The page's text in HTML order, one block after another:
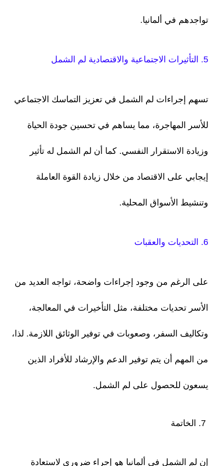
تواجدهم في ألمانيا.
5. التأثيرات الاجتماعية والاقتصادية لم الشمل
تسهم إجراءات لم الشمل في تعزيز التماسك الاجتماعي
للأسر المهاجرة، مما يساهم في تحسين جودة الحياة
وزيادة الاستقرار النفسي. كما أن لم الشمل له تأثير
إيجابي على الاقتصاد من خلال زيادة القوة العاملة
وتنشيط الأسواق المحلية.
6. التحديات والعقبات
على الرغم من وجود إجراءات واضحة، تواجه العديد من
الأسر تحديات مختلفة، مثل التأخيرات في المعالجة،
وتكاليف السفر، وصعوبات في توفير الوثائق اللازمة. لذا،
من المهم أن يتم توفير الدعم والإرشاد للأفراد الذين
يسعون للحصول على لم الشمل.
إن لم الشمل في ألمانيا هو إجراء ضروري لاستعادة